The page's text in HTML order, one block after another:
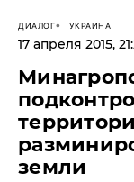
ДИАЛОГ УКРАИНА
17 апреля 2015,
земли